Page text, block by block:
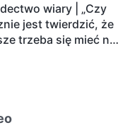
wiary | „Czy
jest twierdzić, że
trzeba się mieć na